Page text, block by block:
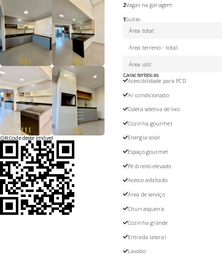
QRCode deste imóvel
2Vagas na garagem
1Suítes
Área total:
Área terreno - total:
Área útil:
Características
Acessibilidade para PCD
Ar condicionado
Coleta seletiva de lixo
Cozinha gourmet
Energia solar
Espaço gourmet
Pé direito elevado
Acesso asfaltado
Área de serviço
Churrasqueira
Cozinha grande
Entrada lateral
Lavabo